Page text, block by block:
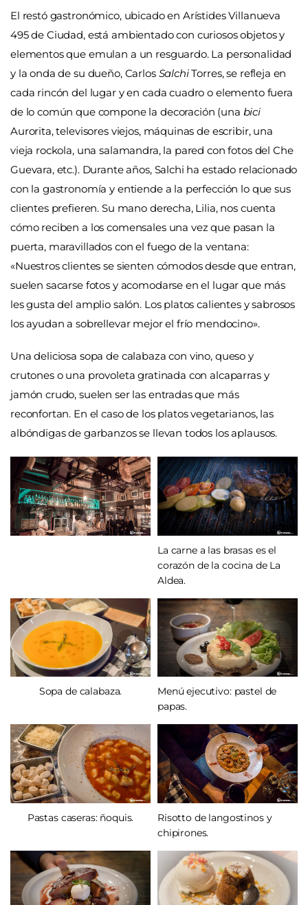
El restó gastronómico, ubicado en Arístides Villanueva
495 de Ciudad, está ambientado con curiosos objetos y
elementos que emulan a un resguardo. La personalidad
y la onda de su dueño, Carlos SalchiTorres, se refleja en
cada rincón del lugar y en cada cuadro o elemento fuera
de lo común que compone la decoración (una bici
Aurorita, televisores viejos, máquinas de escribir, una
vieja rockola, una salamandra, la pared con fotos del Che
Guevara, etc.). Durante años, Salchi ha estado relacionado
con la gastronomía y entiende a la perfección lo que sus
clientes prefieren. Su mano derecha, Lilia, nos cuenta
cómo reciben a los comensales una vez que pasan la
puerta, maravillados con el fuego de la ventana:
«Nuestros clientes se sienten cómodos desde que entran,
suelen sacarse fotos y acomodarse en el lugar que más
les gusta del amplio salón. Los platos calientes y sabrosos
los ayudan a sobrellevar mejor el frío mendocino».
Una deliciosa sopa de calabaza con vino, queso y
crutones o una provoleta gratinada con alcaparras y
jamón crudo, suelen ser las entradas que más
reconfortan. En el caso de los platos vegetarianos, las
albóndigas de garbanzos se llevan todos los aplausos.
La carne a las brasas es el
corazón de la cocina de La
Aldea.
Sopa de calabaza.
Menú ejecutivo: pastel de
papas.
Pastas caseras: ñoquis.
Risotto de langostinos y
chipirones.